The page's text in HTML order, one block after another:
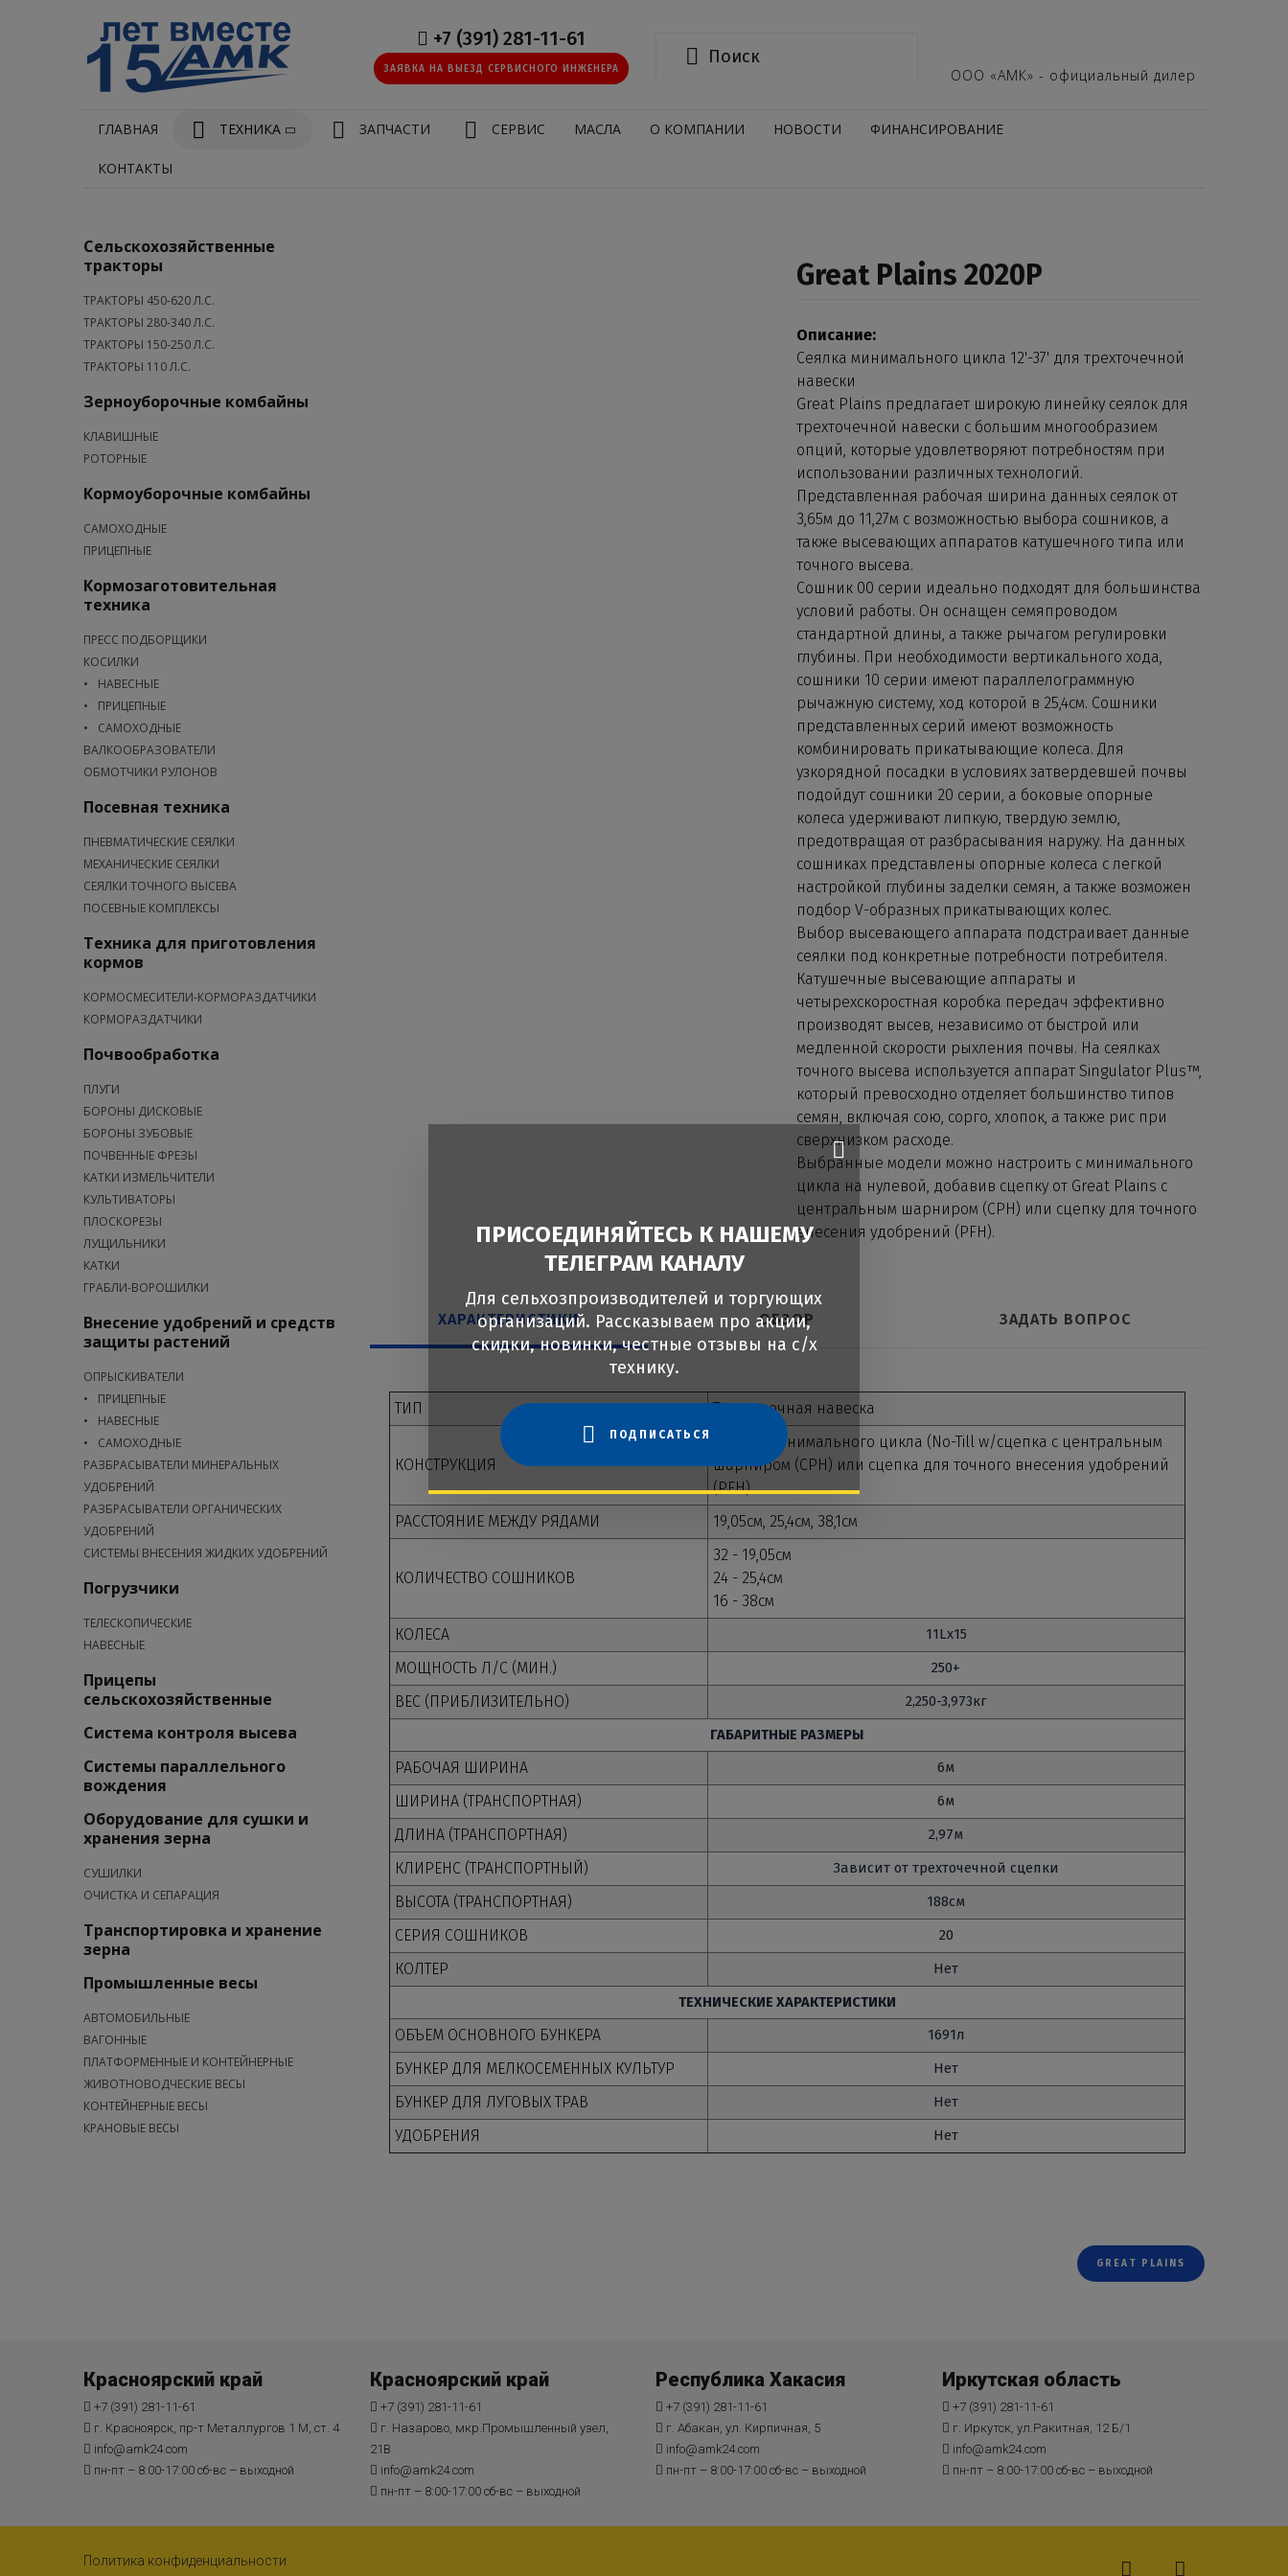
+7 (391) 281-11-61
ЗАЯВКА НА ВЫЕЗД СЕРВИСНОГО ИНЖЕНЕРА ООО «АМК» - официальный дилер
ГЛАВНАЯ ТЕХНИКА ЗАПЧАСТИ СЕРВИС МАСЛА О КОМПАНИИ НОВОСТИ ФИНАНСИРОВАНИЕ
КОНТАКТЫ
ПРИСОЕДИНЯЙТЕСЬ К НАШЕМУ
ТЕЛЕГРАМ КАНАЛУ
Для сельхозпроизводителей и торгующих
организаций. Рассказываем про акции,
скидки, новинки, честные отзывы на с/х
технику.
ПОДПИСАТЬСЯ
Сельскохозяйственные
тракторы
ТРАКТОРЫ 450-620 Л.С.
ТРАКТОРЫ 280-340 Л.С.
ТРАКТОРЫ 150-250 Л.С.
ТРАКТОРЫ 110 Л.С.
Зерноуборочные комбайны
КЛАВИШНЫЕ
РОТОРНЫЕ
Кормоуборочные комбайны
САМОХОДНЫЕ
ПРИЦЕПНЫЕ
Кормозаготовительная
техника
ПРЕСС ПОДБОРЩИКИ
КОСИЛКИ
НАВЕСНЫЕ
ПРИЦЕПНЫЕ
САМОХОДНЫЕ
ВАЛКООБРАЗОВАТЕЛИ
ОБМОТЧИКИ РУЛОНОВ
Посевная техника
ПНЕВМАТИЧЕСКИЕ СЕЯЛКИ
МЕХАНИЧЕСКИЕ СЕЯЛКИ
СЕЯЛКИ ТОЧНОГО ВЫСЕВА
ПОСЕВНЫЕ КОМПЛЕКСЫ
Техника для приготовления
кормов
КОРМОСМЕСИТЕЛИ-КОРМОРАЗДАТЧИКИ
КОРМОРАЗДАТЧИКИ
Почвообработка
ПЛУГИ
БОРОНЫ ДИСКОВЫЕ
БОРОНЫ ЗУБОВЫЕ
ПОЧВЕННЫЕ ФРЕЗЫ
КАТКИ ИЗМЕЛЬЧИТЕЛИ
КУЛЬТИВАТОРЫ
ПЛОСКОРЕЗЫ
ЛУЩИЛЬНИКИ
КАТКИ
ГРАБЛИ-ВОРОШИЛКИ
Внесение удобрений и средств
защиты растений
ОПРЫСКИВАТЕЛИ
ПРИЦЕПНЫЕ
НАВЕСНЫЕ
САМОХОДНЫЕ
РАЗБРАСЫВАТЕЛИ МИНЕРАЛЬНЫХ
УДОБРЕНИЙ
РАЗБРАСЫВАТЕЛИ ОРГАНИЧЕСКИХ
УДОБРЕНИЙ
СИСТЕМЫ ВНЕСЕНИЯ ЖИДКИХ УДОБРЕНИЙ
Погрузчики
ТЕЛЕСКОПИЧЕСКИЕ
НАВЕСНЫЕ
Прицепы
сельскохозяйственные
Система контроля высева
Системы параллельного
вождения
Оборудование для сушки и
хранения зерна
СУШИЛКИ
ОЧИСТКА И СЕПАРАЦИЯ
Транспортировка и хранение
зерна
Промышленные весы
АВТОМОБИЛЬНЫЕ
ВАГОННЫЕ
ПЛАТФОРМЕННЫЕ И КОНТЕЙНЕРНЫЕ
ЖИВОТНОВОДЧЕСКИЕ ВЕСЫ
КОНТЕЙНЕРНЫЕ ВЕСЫ
КРАНОВЫЕ ВЕСЫ
Great Plains 2020P
Описание:
Сеялка минимального цикла 12'-37' для трехточечной
навески
Great Plains предлагает широкую линейку сеялок для
трехточечной навески с большим многообразием
опций, которые удовлетворяют потребностям при
использовании различных технологий.
Представленная рабочая ширина данных сеялок от
3,65м до 11,27м с возможностью выбора сошников, а
также высевающих аппаратов катушечного типа или
точного высева.
Сошник 00 серии идеально подходят для большинства
условий работы. Он оснащен семяпроводом
стандартной длины, а также рычагом регулировки
глубины. При необходимости вертикального хода,
сошники 10 серии имеют параллелограммную
рычажную систему, ход которой в 25,4см. Сошники
представленных серий имеют возможность
комбинировать прикатывающие колеса. Для
узкорядной посадки в условиях затвердевшей почвы
подойдут сошники 20 серии, а боковые опорные
колеса удерживают липкую, твердую землю,
предотвращая от разбрасывания наружу. На данных
сошниках представлены опорные колеса с легкой
настройкой глубины заделки семян, а также возможен
подбор V-образных прикатывающих колес.
Выбор высевающего аппарата подстраивает данные
сеялки под конкретные потребности потребителя.
Катушечные высевающие аппараты и
четырехскоростная коробка передач эффективно
производят высев, независимо от быстрой или
медленной скорости рыхления почвы. На сеялках
точного высева используется аппарат Singulator Plus™,
который превосходно отделяет большинство типов
семян, включая сою, сорго, хлопок, а также рис при
сверхнизком расходе.
Выбранные модели можно настроить с минимального
цикла на нулевой, добавив сцепку от Great Plains с
центральным шарниром (CPH) или сцепку для точного
внесения удобрений (PFH).
ХАРАКТЕРИСТИКИ ОБЗОР ЗАДАТЬ ВОПРОС
ТИП Трехточечная навеска
КОНСТРУКЦИЯ
Сеялка минимального цикла (No-Till w/сцепка с центральным
шарниром (CPH) или сцепка для точного внесения удобрений
(PFH)
РАССТОЯНИЕ МЕЖДУ РЯДАМИ
19,05см, 25,4см, 38,1см
КОЛИЧЕСТВО СОШНИКОВ
32 - 19,05см
24 - 25,4см
16 - 38см
КОЛЕСА
11Lx15
МОЩНОСТЬ Л/С (МИН.) 250+
ВЕС (ПРИБЛИЗИТЕЛЬНО)
2,250-3,973кг
ГАБАРИТНЫЕ РАЗМЕРЫ
РАБОЧАЯ ШИРИНА 6м
ШИРИНА (ТРАНСПОРТНАЯ) 6м
ДЛИНА (ТРАНСПОРТНАЯ) 2,97м
КЛИРЕНС (ТРАНСПОРТНЫЙ) Зависит от трехточечной сцепки
ВЫСОТА (ТРАНСПОРТНАЯ) 188см
СЕРИЯ СОШНИКОВ 20
КОЛТЕР
Нет
ТЕХНИЧЕСКИЕ ХАРАКТЕРИСТИКИ
ОБЪЕМ ОСНОВНОГО БУНКЕРА 1691л
БУНКЕР ДЛЯ МЕЛКОСЕМЕННЫХ КУЛЬТУР Нет
БУНКЕР ДЛЯ ЛУГОВЫХ ТРАВ Нет
УДОБРЕНИЯ Нет
GREAT PLAINS
Красноярский край
+7 (391) 281-11-61
г. Красноярск, пр-т Металлургов 1 М, ст. 4
info@amk24.com
пн-пт – 8:00-17:00 сб-вс – выходной
Красноярский край
+7 (391) 281-11-61
г. Назарово, мкр.Промышленный узел,
21В
info@amk24.com
пн-пт – 8:00-17:00 сб-вс – выходной
Республика Хакасия
+7 (391) 281-11-61
г. Абакан, ул. Кирпичная, 5
info@amk24.com
пн-пт – 8:00-17:00 сб-вс – выходной
Иркутская область
+7 (391) 281-11-61
г. Иркутск, ул.Ракитная, 12 Б/1
info@amk24.com
пн-пт – 8:00-17:00 сб-вс – выходной
Политика конфиденциальности